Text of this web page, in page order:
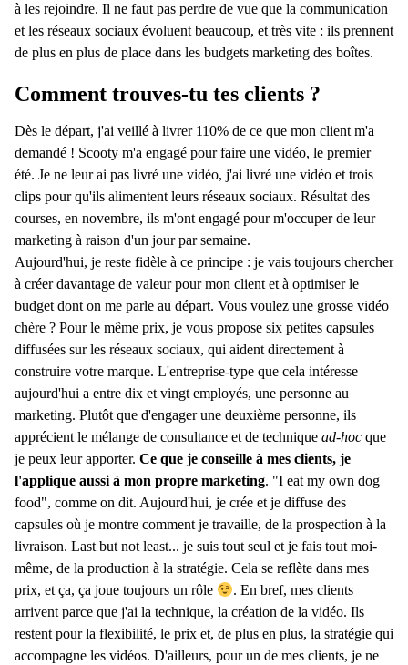
à les rejoindre. Il ne faut pas perdre de vue que la communication
et les réseaux sociaux évoluent beaucoup, et très vite : ils prennent
de plus en plus de place dans les budgets marketing des boîtes.
Comment trouves-tu tes clients ?
Dès le départ, j'ai veillé à livrer 110% de ce que mon client m'a
demandé ! Scooty m'a engagé pour faire une vidéo, le premier
été. Je ne leur ai pas livré une vidéo, j'ai livré une vidéo et trois
clips pour qu'ils alimentent leurs réseaux sociaux. Résultat des
courses, en novembre, ils m'ont engagé pour m'occuper de leur
marketing à raison d'un jour par semaine.
Aujourd'hui, je reste fidèle à ce principe : je vais toujours chercher
à créer davantage de valeur pour mon client et à optimiser le
budget dont on me parle au départ. Vous voulez une grosse vidéo
chère ? Pour le même prix, je vous propose six petites capsules
diffusées sur les réseaux sociaux, qui aident directement à
construire votre marque. L'entreprise-type que cela intéresse
aujourd'hui a entre dix et vingt employés, une personne au
marketing. Plutôt que d'engager une deuxième personne, ils
apprécient le mélange de consultance et de technique ad-hoc que
je peux leur apporter. Ce que je conseille à mes clients, je
l'applique aussi à mon propre marketing. "I eat my own dog
food", comme on dit. Aujourd'hui, je crée et je diffuse des
capsules où je montre comment je travaille, de la prospection à la
livraison. Last but not least... je suis tout seul et je fais tout moi-
même, de la production à la stratégie. Cela se reflète dans mes
prix, et ça, ça joue toujours un rôle
. En bref, mes clients
arrivent parce que j'ai la technique, la création de la vidéo. Ils
restent pour la flexibilité, le prix et, de plus en plus, la stratégie qui
accompagne les vidéos. D'ailleurs, pour un de mes clients, je ne